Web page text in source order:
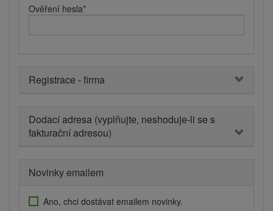
Ověření hesla*
Registrace - firma
Dodací adresa (vyplňujte, neshoduje-li se s
fakturační adresou)
Novinky emailem
Ano, chci dostávat emailem novinky.